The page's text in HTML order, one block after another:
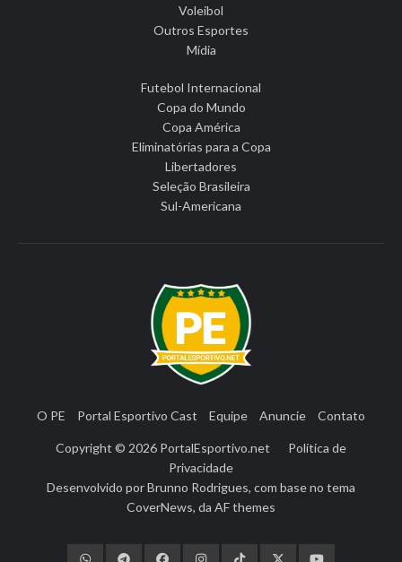
Voleibol
Outros Esportes
Mídia
Futebol Internacional
Copa do Mundo
Copa América
Eliminatórias para a Copa
Libertadores
Seleção Brasileira
Sul-Americana
O PE Portal Esportivo Cast Equipe Anuncie Contato
Copyright © 2026 PortalEsportivo.net
Política de
Privacidade
Desenvolvido porBrunno Rodrigues, com base no tema
CoverNews, da AF themes